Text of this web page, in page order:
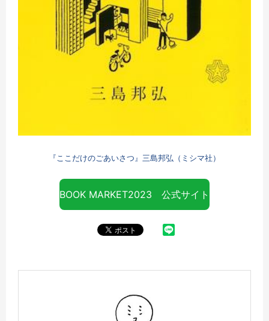
『ここだけのごあいさつ』三島邦弘（ミシマ社）
BOOK MARKET2023 公式サイト